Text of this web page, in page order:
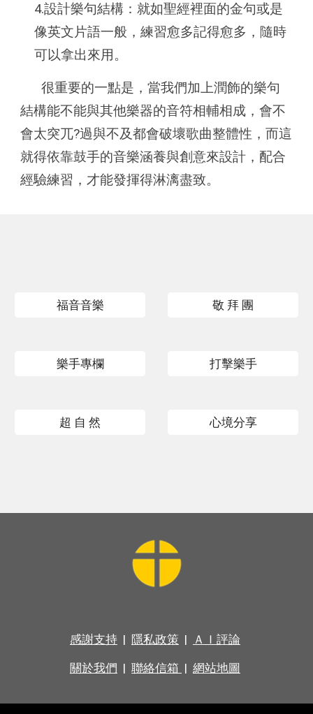
4.設計樂句結構：就如聖經裡面的金句或是
像英文片語一般，練習愈多記得愈多，隨時
可以拿出來用。
很重要的一點是，當我們加上潤飾的樂句
結構能不能與其他樂器的音符相輔相成，會不
會太突兀?過與不及都會破壞歌曲整體性，而這
就得依靠鼓手的音樂涵養與創意來設計，配合
經驗練習，才能發揮得淋漓盡致。
福音音樂 敬 拜 團
樂手專欄 打擊樂手
超 自 然 心境分享
感謝支持 | 隱私政策 | ＡＩ評論
關於我們 | 聯絡信箱 | 網站地圖